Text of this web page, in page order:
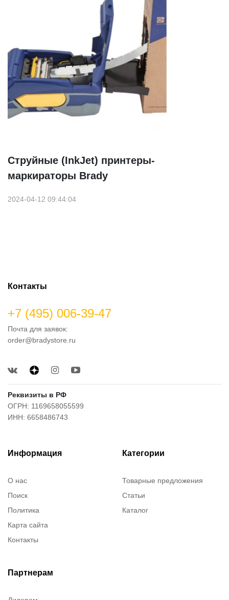
Струйные (InkJet) принтеры-
маркираторы Brady
2024-04-12 09:44:04
Контакты
+7 (495) 006-39-47
Почта для заявок:
order@bradystore.ru
Реквизиты в РФ
ОГРН: 1169658055599
ИНН: 6658486743
Информация
О нас
Поиск
Политика
Карта сайта
Контакты
Категории
Товарные предложения
Статьи
Каталог
Партнерам